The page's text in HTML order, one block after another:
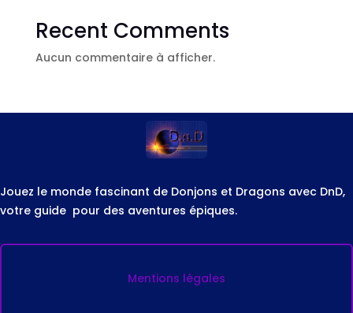
Recent Comments
Aucun commentaire à afficher.
Jouez le monde fascinant de Donjons et Dragons avec DnD,
votre guide pour des aventures épiques.
Mentions légales